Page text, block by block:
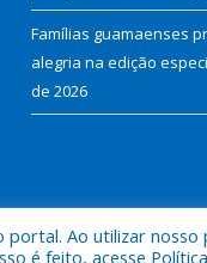
Famílias guamaenses
alegria na edição
de 2026
Miguel do Guamá.
Ao utilizar
é feito, acesse